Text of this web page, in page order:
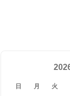
日 月 火